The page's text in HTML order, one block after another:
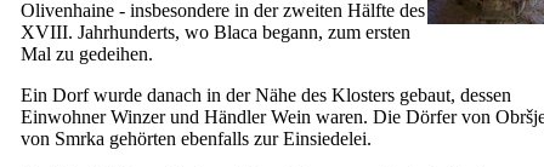
Olivenhaine - insbesondere in der zweiten Hälfte des
XVIII. Jahrhunderts, wo Blaca begann, zum ersten
Mal zu gedeihen.
Ein Dorf wurde danach in der Nähe des Klosters gebaut, dessen
Einwohner Winzer und Händler Wein waren. Die Dörfer von
von Smrka gehörten ebenfalls zur Einsiedelei.